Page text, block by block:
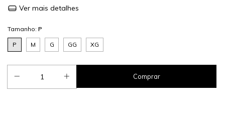
Ver mais detalhes
Tamanho: P
P M G GG XG